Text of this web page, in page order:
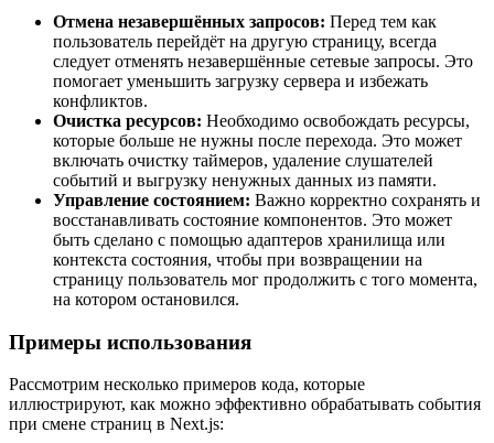
Отмена незавершённых запросов: Перед тем как
пользователь перейдёт на другую страницу, всегда
следует отменять незавершённые сетевые запросы. Это
помогает уменьшить загрузку сервера и избежать
конфликтов.
Очистка ресурсов: Необходимо освобождать ресурсы,
которые больше не нужны после перехода. Это может
включать очистку таймеров, удаление слушателей
событий и выгрузку ненужных данных из памяти.
Управление состоянием: Важно корректно сохранять и
восстанавливать состояние компонентов. Это может
быть сделано с помощью адаптеров хранилища или
контекста состояния, чтобы при возвращении на
страницу пользователь мог продолжить с того момента,
на котором остановился.
Примеры использования
Рассмотрим несколько примеров кода, которые
иллюстрируют, как можно эффективно обрабатывать события
при смене страниц в Next.js: